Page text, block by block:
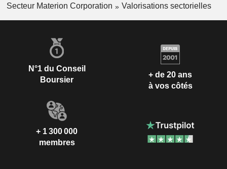
Secteur Materion Corporation
Valorisations sectorielles
N°1 du Conseil
Boursier
+ de 20 ans
à vos côtés
+ 1 300 000
membres